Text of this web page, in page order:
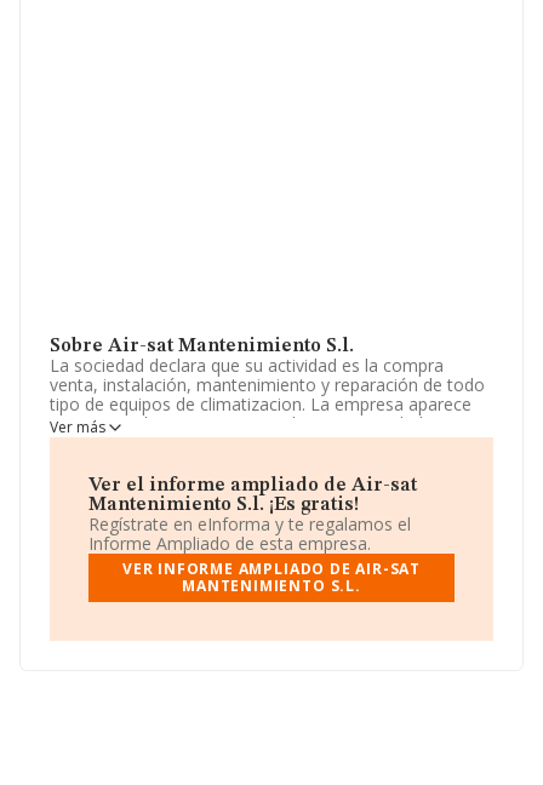
Sobre Air-sat Mantenimiento S.l.
La sociedad declara que su actividad es la compra
venta, instalación, mantenimiento y reparación de todo
tipo de equipos de climatizacion. La empresa aparece
inscrita en el Registro Mercantil como Sociedad
Limitada. La actividad de referencia CNAE corresponde
y aire acondicionado', cuyo Código es 4322. La empresa
no tiene actividad en mercados exteriores.
La empresaAir-sat Mantenimiento S.L
de identificación fiscal B84983378, está situada en
Avenida De Pablo Iglesias núm. 85 Ed H. Plt 3 A,
(28521), Rivas-vaciamadrid, Madrid.
En base a la información de la que dispone INFORMA
Ver más
Ver el informe ampliado de Air-sat
Mantenimiento S.l. ¡Es gratis!
Regístrate en eInforma y te regalamos el
Informe Ampliado de esta empresa.
VER INFORME AMPLIADO DE AIR-SAT
MANTENIMIENTO S.L.